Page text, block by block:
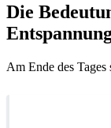
Die
Am Ende des Tages